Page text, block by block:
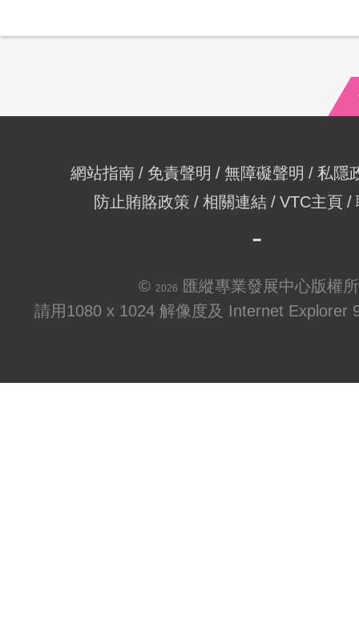
網站指南 免責聲明 無障礙聲明
私隱
防止賄賂政策
相關連結 VTC主頁
© 2026
匯縱專業發展中心版權
請用1080 x 1024 解像度及 Internet Explorer